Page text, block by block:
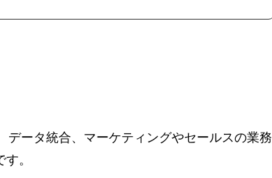
ータ統合、マーケティングやセールスの業務
。